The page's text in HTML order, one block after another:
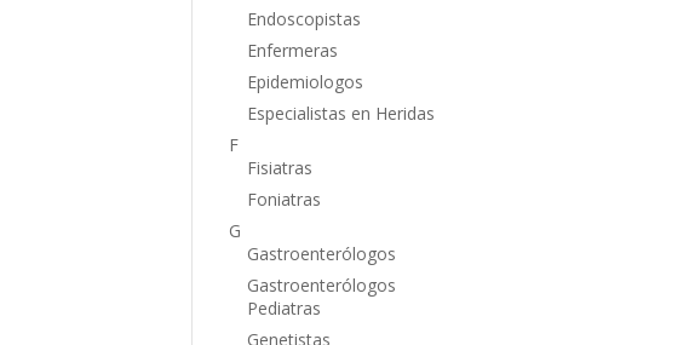
Endoscopistas
Enfermeras
Epidemiologos
Especialistas en Heridas
F
Fisiatras
Foniatras
G
Gastroenterólogos
Gastroenterólogos
Pediatras
Genetistas